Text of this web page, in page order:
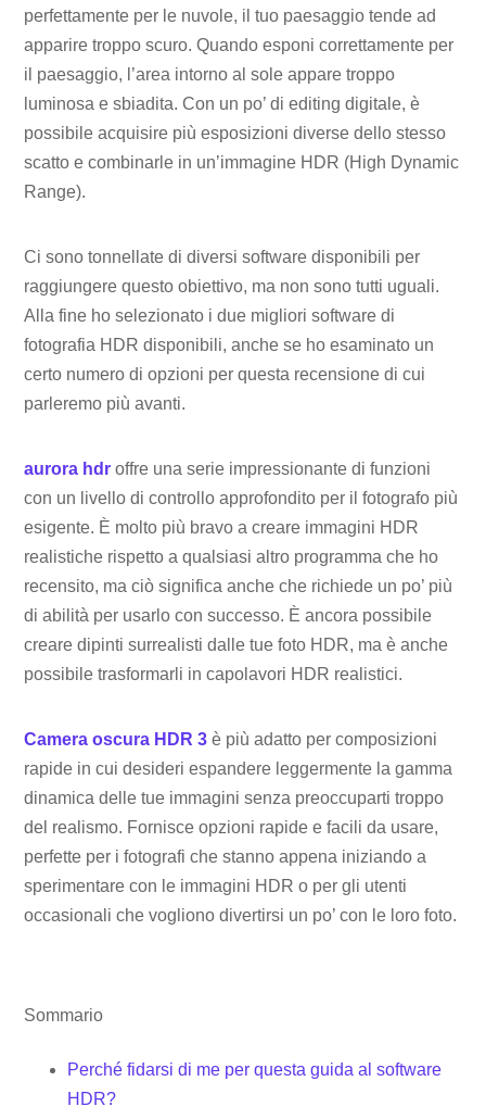
perfettamente per le nuvole, il tuo paesaggio tende ad
apparire troppo scuro. Quando esponi correttamente per
il paesaggio, l’area intorno al sole appare troppo
luminosa e sbiadita. Con un po’ di editing digitale, è
possibile acquisire più esposizioni diverse dello stesso
scatto e combinarle in un’immagine HDR (High Dynamic
Range).
Ci sono tonnellate di diversi software disponibili per
raggiungere questo obiettivo, ma non sono tutti uguali.
Alla fine ho selezionato i due migliori software di
fotografia HDR disponibili, anche se ho esaminato un
certo numero di opzioni per questa recensione di cui
parleremo più avanti.
aurora hdr offre una serie impressionante di funzioni
con un livello di controllo approfondito per il fotografo più
esigente. È molto più bravo a creare immagini HDR
realistiche rispetto a qualsiasi altro programma che ho
recensito, ma ciò significa anche che richiede un po’ più
di abilità per usarlo con successo. È ancora possibile
creare dipinti surrealisti dalle tue foto HDR, ma è anche
possibile trasformarli in capolavori HDR realistici.
Camera oscura HDR 3 è più adatto per composizioni
rapide in cui desideri espandere leggermente la gamma
dinamica delle tue immagini senza preoccuparti troppo
del realismo. Fornisce opzioni rapide e facili da usare,
perfette per i fotografi che stanno appena iniziando a
sperimentare con le immagini HDR o per gli utenti
occasionali che vogliono divertirsi un po’ con le loro foto.
Sommario
Perché fidarsi di me per questa guida al software
HDR?